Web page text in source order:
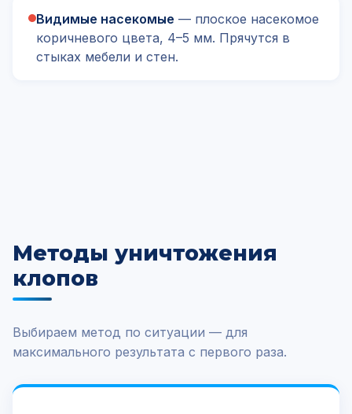
Видимые насекомые — плоское насекомое
коричневого цвета, 4–5 мм. Прячутся в
стыках мебели и стен.
Методы уничтожения
клопов
Выбираем метод по ситуации — для
максимального результата с первого раза.